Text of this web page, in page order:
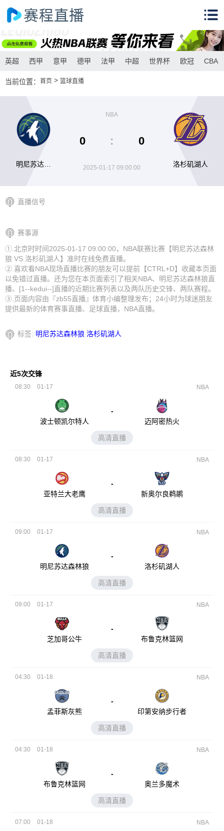
英超 西甲 意甲 德甲 法甲 中超 世界杯 欧冠 CBA
当前位置： 首页 > 篮球直播
明尼苏达森
NBA
0 : 0
2025-01-17 09:00:00 洛杉矶湖人
直播信号
赛事源
①.北京时时间2025-01-17 09:00:00，NBA联赛比赛【明尼苏达森林
狼 VS 洛杉矶湖人】准时在线免费直播。
②.喜欢看NBA现场直播比赛的朋友可以提前【CTRL+D】收藏本页面
以免错过直播。还为您在本页面索引了相关NBA、明尼苏达森林狼直
播、[1--kedui--]直播的近期比赛列表以及两队历史交锋、两队赛程。
③.页面内容由『zb55直播』体育小编整理发布；24小时为球迷朋友
提供最新的体育赛事直播、足球直播，NBA直播。
标签: 明尼苏达森林狼 洛杉矶湖人
近5次交锋
08:30 01-17 NBA
波士顿凯尔特人
-
迈阿密热火
高清直播
08:30 01-17 NBA
亚特兰大老鹰
-
新奥尔良鹈鹕
高清直播
09:00 01-17 NBA
明尼苏达森林狼
-
洛杉矶湖人
高清直播
09:00 01-17 NBA
芝加哥公牛
-
布鲁克林篮网
高清直播
04:30 01-18 NBA
孟菲斯灰熊
-
印第安纳步行者
高清直播
04:30 01-18 NBA
布鲁克林篮网
-
奥兰多魔术
高清直播
07:00 01-18 NBA